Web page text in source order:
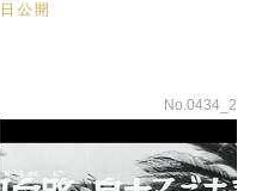
日公開
No.0434_2